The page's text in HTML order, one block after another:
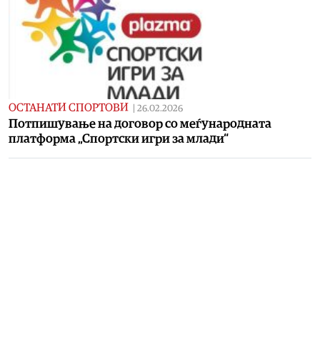
ОСТАНАТИ СПОРТОВИ 26.02.2026
Потпишување на договор со меѓународната
платформа „Спортски игри за млади“